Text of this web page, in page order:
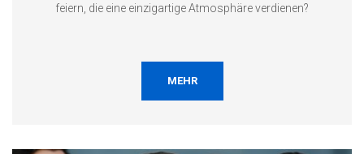
feiern, die eine einzigartige Atmosphäre verdienen?
MEHR